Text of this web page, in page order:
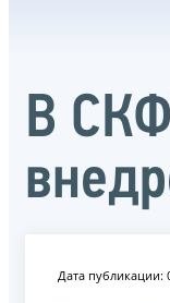
В
Дата публикации: